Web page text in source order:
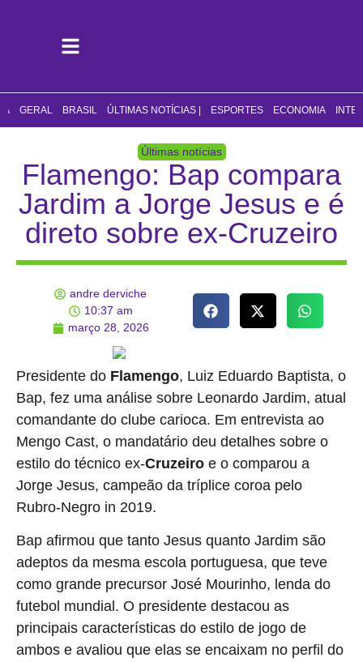
GERAL BRASIL ÚLTIMAS NOTÍCIAS | ESPORTES ECONOMIA
Últimas notícias
Flamengo: Bap compara
Jardim a Jorge Jesus e é
direto sobre ex-Cruzeiro
andre derviche
10:37 am
março 28, 2026
Presidente do Flamengo, Luiz Eduardo Baptista, o
Bap, fez uma análise sobre Leonardo Jardim, atual
comandante do clube carioca. Em entrevista ao
Mengo Cast, o mandatário deu detalhes sobre o
estilo do técnico ex-Cruzeiro e o comparou a
Jorge Jesus, campeão da tríplice coroa pelo
Rubro-Negro in 2019.
Bap afirmou que tanto Jesus quanto Jardim são
adeptos da mesma escola portuguesa, que teve
como grande precursor José Mourinho, lenda do
futebol mundial. O presidente destacou as
principais características do estilo de jogo de
ambos e avaliou que elas se encaixam no perfil do